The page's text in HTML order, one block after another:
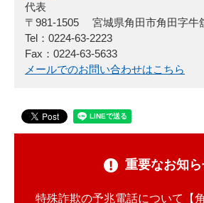
代表
〒981-1505
宮城県角田市角田字牛
Tel：0224-63-2223
Fax：0224-63-5633
メールでのお問い合わせはこちら
重要なお知
特殊詐欺の予兆電話について【角